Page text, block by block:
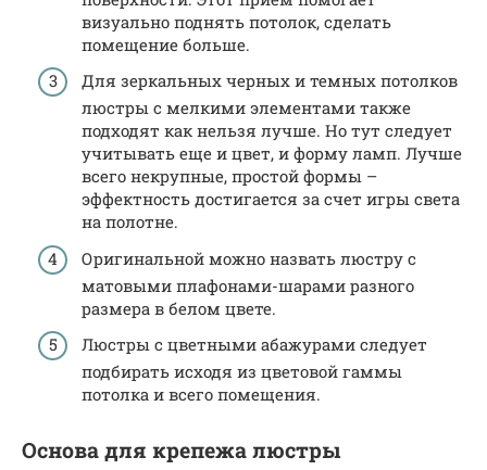
визуально поднять потолок, сделать
помещение больше.
Для зеркальных черных и темных потолков
люстры с мелкими элементами также
подходят как нельзя лучше. Но тут следует
учитывать еще и цвет, и форму ламп. Лучше
всего некрупные, простой формы –
эффектность достигается за счет игры света
на полотне.
Оригинальной можно назвать люстру с
матовыми плафонами-шарами разного
размера в белом цвете.
Люстры с цветными абажурами следует
подбирать исходя из цветовой гаммы
потолка и всего помещения.
Основа для крепежа люстры